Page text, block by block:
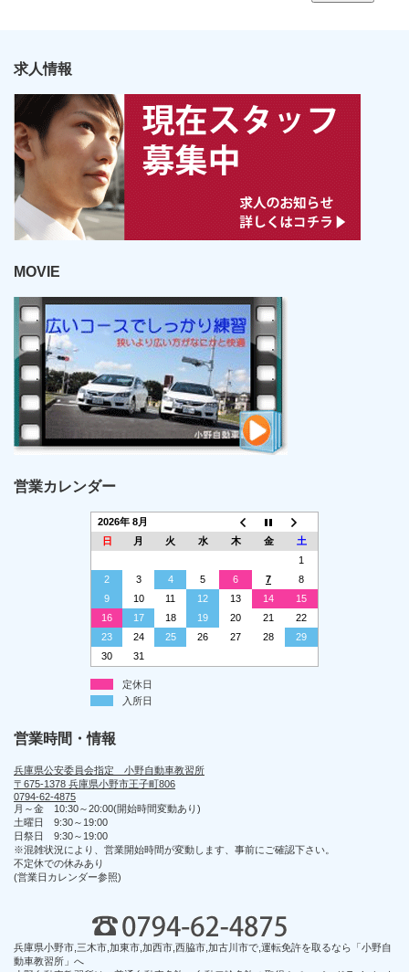
求人情報
MOVIE
営業カレンダー
2026年 8月
日
月 火 水 木 金
土
1
2
3 4 5 6 7
8
9
10 11 12 13 14
15
16
17 18 19 20 21
22
23
24 25 26 27 28
29
30
31
定休日
入所日
営業時間・情報
兵庫県公安委員会指定 小野自動車教習所
〒675-1378 兵庫県小野市王子町806
0794-62-4875
月～金 10:30～20:00(開始時間変動あり)
土曜日 9:30～19:00
日祭日 9:30～19:00
※混雑状況により、営業開始時間が変動します、事前にご確認下さい。
不定休での休みあり
(営業日カレンダー参照)
兵庫県小野市,三木市,加東市,加西市,西脇市,加古川市で,運転免許を取るなら「小野自
動車教習所」へ